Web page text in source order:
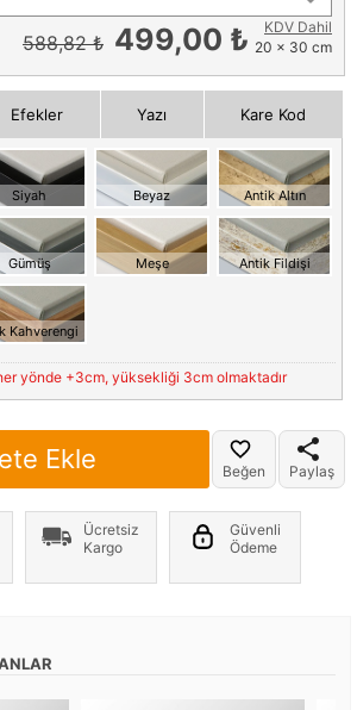
588,82 ₺ 499,00 ₺
KDV Dahil
20 x 30 cm
Efekler Yazı Kare Kod
Siyah Beyaz Antik Altın
Gümüş Meşe Antik Fildişi
Kahverengi
yönde +3cm, yüksekliği 3cm olmaktadır
Ekle Beğen Paylaş
Ücretsiz
Kargo
Güvenli
Ödeme